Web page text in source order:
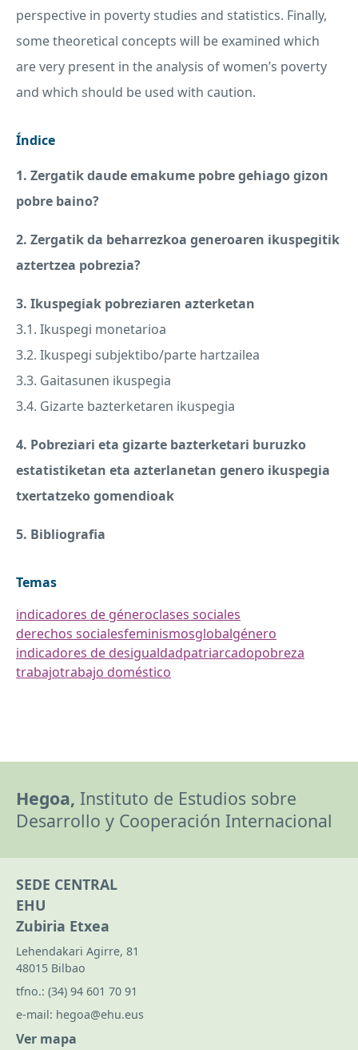
perspective in poverty studies and statistics. Finally,
some theoretical concepts will be examined which
are very present in the analysis of women’s poverty
and which should be used with caution.
Índice
1. Zergatik daude emakume pobre gehiago gizon
pobre baino?
2. Zergatik da beharrezkoa generoaren ikuspegitik
aztertzea pobrezia?
3. Ikuspegiak pobreziaren azterketan
3.1. Ikuspegi monetarioa
3.2. Ikuspegi subjektibo/parte hartzailea
3.3. Gaitasunen ikuspegia
3.4. Gizarte bazterketaren ikuspegia
4. Pobreziari eta gizarte bazterketari buruzko
estatistiketan eta azterlanetan genero ikuspegia
txertatzeko gomendioak
5. Bibliografia
Temas
indicadores de géneroclases sociales
derechos socialesfeminismosglobalgénero
indicadores de desigualdadpatriarcadopobreza
trabajotrabajo doméstico
Hegoa, Instituto de Estudios sobre
Desarrollo y Cooperación Internacional
SEDE CENTRAL
EHU
Zubiria Etxea
Lehendakari Agirre, 81
48015 Bilbao
tfno.: (34) 94 601 70 91
e-mail: hegoa@ehu.eus
Ver mapa